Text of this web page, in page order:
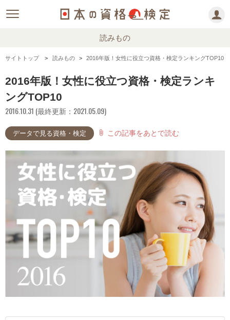
読みもの
サイトトップ 読みもの 2016年版！女性に役立つ資格・検定ランキングTOP10
2016年版！女性に役立つ資格・検定ランキ
ングTOP10
2016.10.31 (最終更新：2021.05.09)
データで見る資格・検定 attach_file この記事をあとで読む